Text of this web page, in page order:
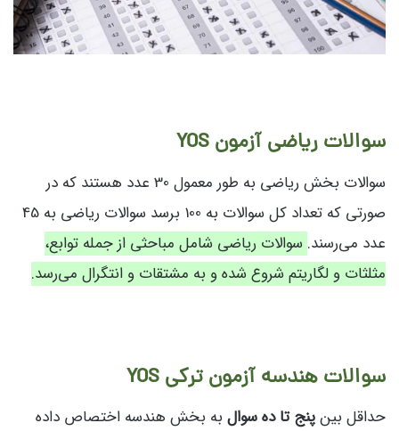
سوالات ریاضی آزمون YOS
سوالات بخش ریاضی به طور معمول 30 عدد هستند که در
صورتی که تعداد کل سوالات به 100 برسد سوالات ریاضی به 45
عدد می‌رسند. سوالات ریاضی شامل مباحثی از جمله توابع،
مثلثات و لگاریتم شروع شده و به مشتقات و انتگرال می‌رسد.
سوالات هندسه آزمون ترکی YOS
حداقل بینپنج تا ده سوال به بخش هندسه اختصاص داده